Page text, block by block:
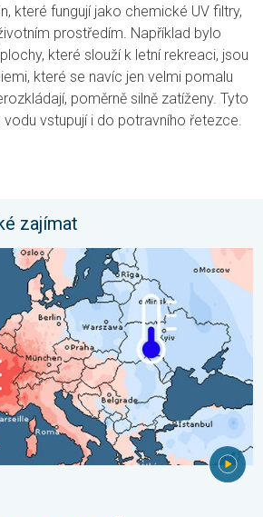
které fungují jako chemické UV filtry,
prostředím. Například bylo
které slouží k letní rekreaci, jsou
které se navíc jen velmi pomalu
poměrně silně zatíženy. Tyto
vstupují i do potravního řetezce.
zajímat
Rozdíl v teplotách. . . pondělí 3.